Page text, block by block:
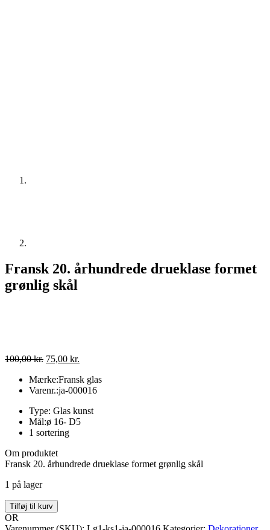
Fransk 20. århundrede drueklase formet
grønlig skål
100,00kr. Den
pris
var:
75,00 kr.
pris
er:
Mærke:Fransk glas
Varenr.:ja-000016
Type: Glas kunst
Mål:ø 16- D5
1 sortering
Om produktet
Fransk 20. århundrede drueklase formet grønlig skål
1 på lager
Fransk
20.
århundrede
Tilføj til kurv
OR